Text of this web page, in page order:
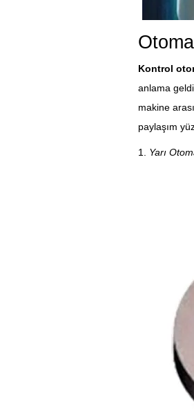
Kontrol
anlama
makine
paylaşım
1. Yarı